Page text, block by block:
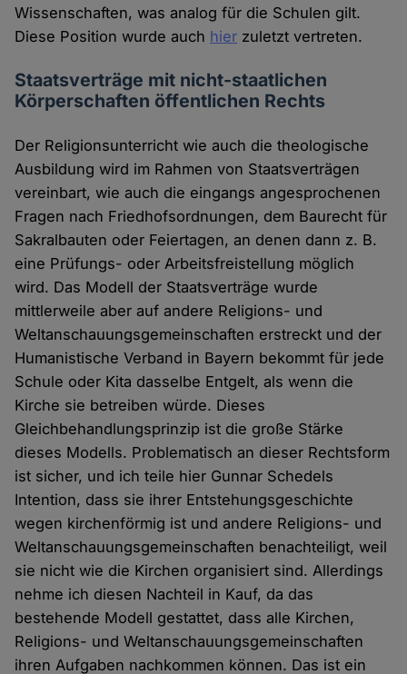
Wissenschaften, was analog für die Schulen gilt.
Diese Position wurde auch hier zuletzt vertreten.
Staatsverträge mit nicht-staatlichen
Körperschaften öffentlichen Rechts
Der Religionsunterricht wie auch die theologische
Ausbildung wird im Rahmen von Staatsverträgen
vereinbart, wie auch die eingangs angesprochenen
Fragen nach Friedhofsordnungen, dem Baurecht für
Sakralbauten oder Feiertagen, an denen dann z. B.
eine Prüfungs- oder Arbeitsfreistellung möglich
wird. Das Modell der Staatsverträge wurde
mittlerweile aber auf andere Religions- und
Weltanschauungsgemeinschaften erstreckt und der
Humanistische Verband in Bayern bekommt für jede
Schule oder Kita dasselbe Entgelt, als wenn die
Kirche sie betreiben würde. Dieses
Gleichbehandlungsprinzip ist die große Stärke
dieses Modells. Problematisch an dieser Rechtsform
ist sicher, und ich teile hier Gunnar Schedels
Intention, dass sie ihrer Entstehungsgeschichte
wegen kirchenförmig ist und andere Religions- und
Weltanschauungsgemeinschaften benachteiligt, weil
sie nicht wie die Kirchen organisiert sind. Allerdings
nehme ich diesen Nachteil in Kauf, da das
bestehende Modell gestattet, dass alle Kirchen,
Religions- und Weltanschauungsgemeinschaften
ihren Aufgaben nachkommen können. Das ist ein